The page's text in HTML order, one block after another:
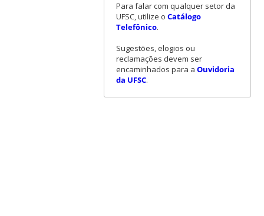
Para falar com qualquer setor da
UFSC, utilize o Catálogo
Telefônico.
Sugestões, elogios ou
reclamações devem ser
encaminhados para a Ouvidoria
da UFSC.